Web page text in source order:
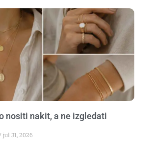
nositi nakit, a ne izgledati
jul 31, 2026